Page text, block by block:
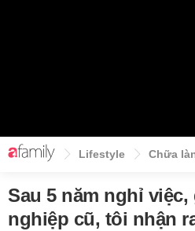
Lifestyle Chữa
Sau 5 năm nghỉ
nghiệp cũ, tôi nhận